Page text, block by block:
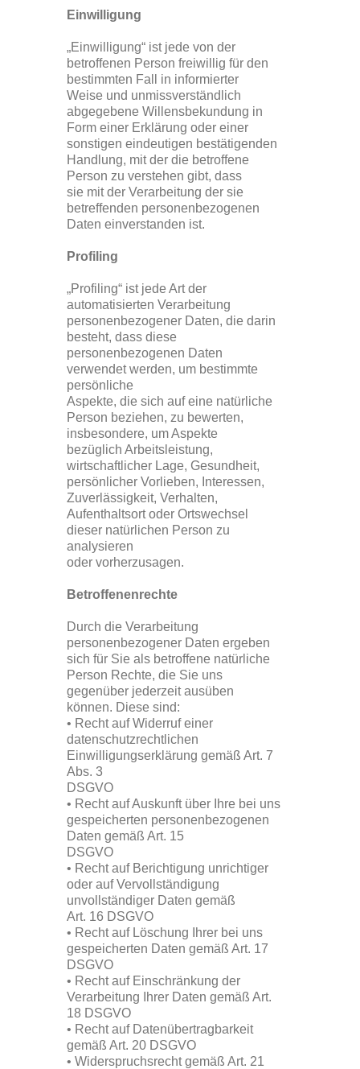
Einwilligung
„Einwilligung“ ist jede von der
betroffenen Person freiwillig für den
bestimmten Fall in informierter
Weise und unmissverständlich
abgegebene Willensbekundung in
Form einer Erklärung oder einer
sonstigen eindeutigen bestätigenden
Handlung, mit der die betroffene
Person zu verstehen gibt, dass
sie mit der Verarbeitung der sie
betreffenden personenbezogenen
Daten einverstanden ist.
Profiling
„Profiling“ ist jede Art der
automatisierten Verarbeitung
personenbezogener Daten, die darin
besteht, dass diese
personenbezogenen Daten
verwendet werden, um bestimmte
persönliche
Aspekte, die sich auf eine natürliche
Person beziehen, zu bewerten,
insbesondere, um Aspekte
bezüglich Arbeitsleistung,
wirtschaftlicher Lage, Gesundheit,
persönlicher Vorlieben, Interessen,
Zuverlässigkeit, Verhalten,
Aufenthaltsort oder Ortswechsel
dieser natürlichen Person zu
analysieren
oder vorherzusagen.
Betroffenenrechte
Durch die Verarbeitung
personenbezogener Daten ergeben
sich für Sie als betroffene natürliche
Person Rechte, die Sie uns
gegenüber jederzeit ausüben
können. Diese sind:
• Recht auf Widerruf einer
datenschutzrechtlichen
Einwilligungserklärung gemäß Art. 7
Abs. 3
DSGVO
• Recht auf Auskunft über Ihre bei uns
gespeicherten personenbezogenen
Daten gemäß Art. 15
DSGVO
• Recht auf Berichtigung unrichtiger
oder auf Vervollständigung
unvollständiger Daten gemäß
Art. 16 DSGVO
• Recht auf Löschung Ihrer bei uns
gespeicherten Daten gemäß Art. 17
DSGVO
• Recht auf Einschränkung der
Verarbeitung Ihrer Daten gemäß Art.
18 DSGVO
• Recht auf Datenübertragbarkeit
gemäß Art. 20 DSGVO
• Widerspruchsrecht gemäß Art. 21